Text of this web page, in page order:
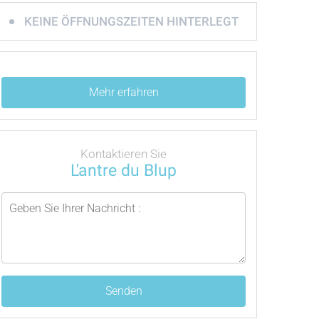
KEINE ÖFFNUNGSZEITEN HINTERLEGT
Mehr erfahren
Kontaktieren Sie
L'antre du Blup
Senden